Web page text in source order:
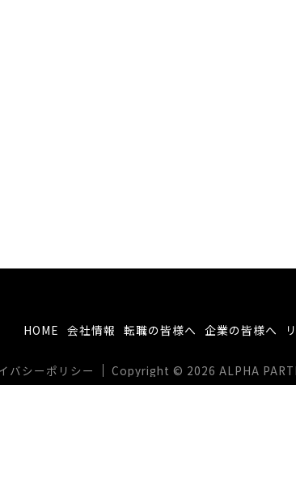
HOME 会社情報 転職の皆様へ 企業の皆様へ
バシーポリシー Copyright © 2026 ALPHA